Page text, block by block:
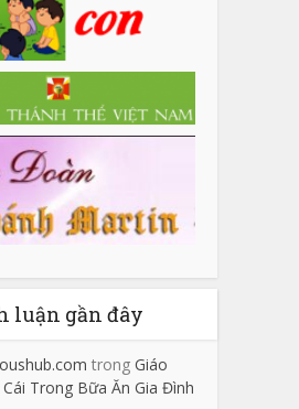
luận gần đây
trong Giáo
Trong Bữa Ăn Gia Đình